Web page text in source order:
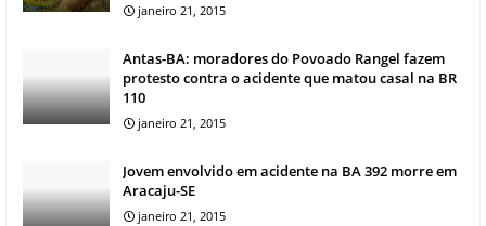
janeiro 21, 2015
Antas-BA: moradores do Povoado Rangel fazem
protesto contra o acidente que matou casal na BR
110
janeiro 21, 2015
Jovem envolvido em acidente na BA 392 morre em
Aracaju-SE
janeiro 21, 2015